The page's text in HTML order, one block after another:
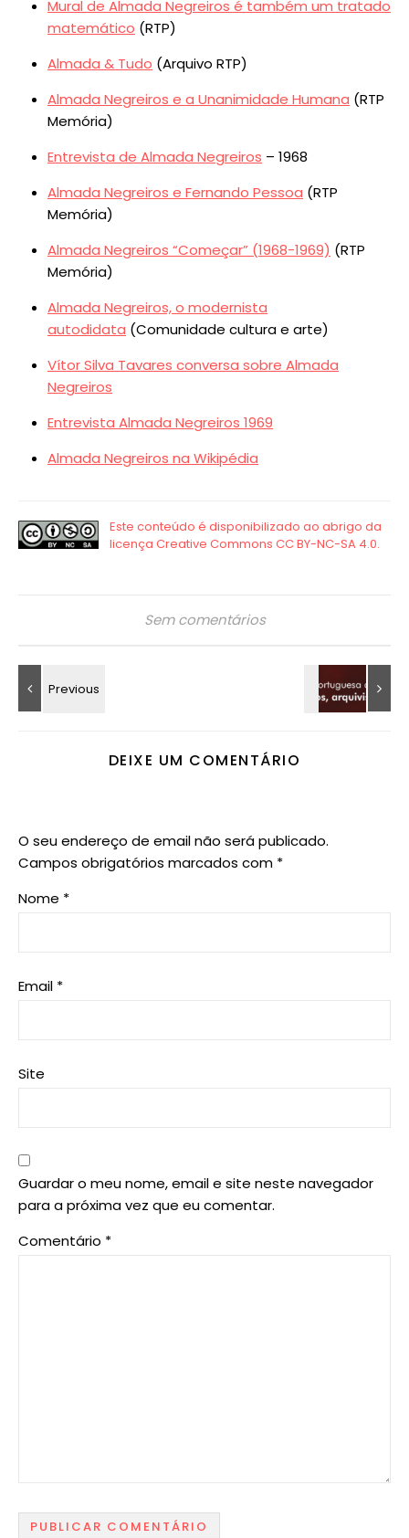
Mural de Almada Negreiros é também um tratado
matemático (RTP)
Almada & Tudo (Arquivo RTP)
Almada Negreiros e a Unanimidade Humana (RTP
Memória)
Entrevista de Almada Negreiros – 1968
Almada Negreiros e Fernando Pessoa (RTP
Memória)
Almada Negreiros “Começar” (1968-1969) (RTP
Memória)
Almada Negreiros, o modernista
autodidata (Comunidade cultura e arte)
Vítor Silva Tavares conversa sobre Almada
Negreiros
Entrevista Almada Negreiros 1969
Almada Negreiros na Wikipédia
Sem comentários
DEIXE UM COMENTÁRIO
O seu endereço de email não será publicado.
Campos obrigatórios marcados com *
Nome *
Email *
Site
Guardar o meu nome, email e site neste navegador
para a próxima vez que eu comentar.
Comentário *